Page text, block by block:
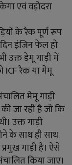
एवं वड़ोदरा
के रैक पूर्ण रूप
इंजिन फेल हो
उक्त डेमू गाड़ी में
ICF रैक या मेमू
मेमू गाड़ी
जा रही है जो कि
उक्त गाड़ी
के साथ ही साथ
गाड़ी है। ऐसे
किया जाए।